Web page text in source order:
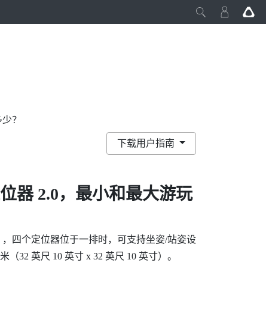
？
下载用户指南
器 2.0，最小和最大游玩
四个定位器位于一排时，可支持坐姿/站姿设
32 英尺 10 英寸 x 32 英尺 10 英寸）。